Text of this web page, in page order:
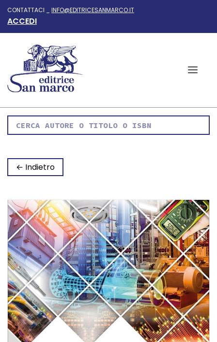
CONTATTACI _ INFO@EDITRICESANMARCO.IT
ACCEDI
← Indietro